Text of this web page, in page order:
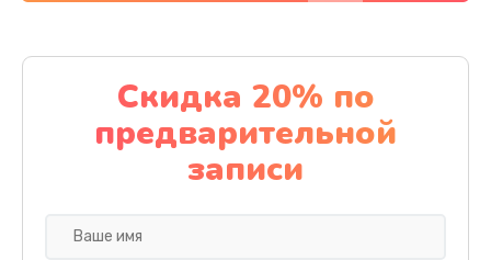
Замена материнской платы
1100 руб.
Заказать
Скидка 20% по
предварительной
записи